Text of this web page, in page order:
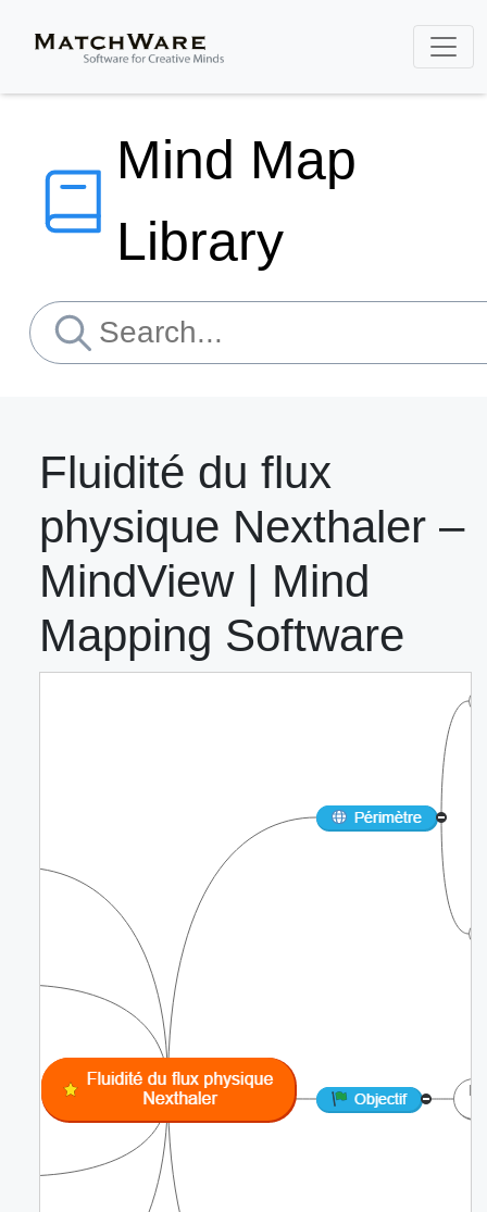
Mind Map
Library
Fluidité du flux
physique Nexthaler –
MindView | Mind
Mapping Software